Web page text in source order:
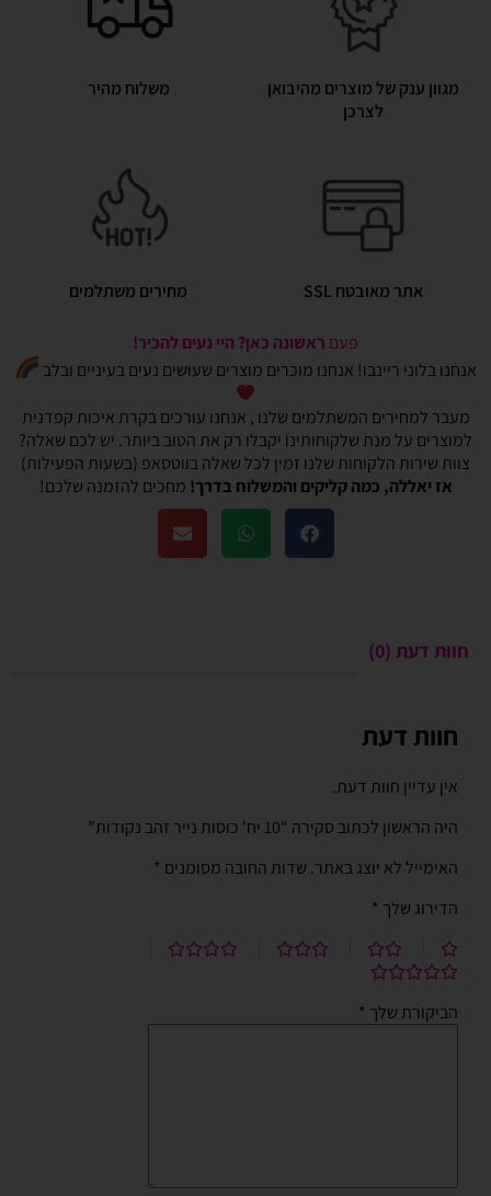
מגוון ענק של מוצרים מהיבואן
לצרכן
משלוח מהיר
אתר מאובטח SSL מחירים משתלמים
פעם ראשונה כאן? היי נעים להכיר!
אנחנו בלוני ריינבו! אנחנו מוכרים מוצרים שעושים נעים בעיניים ובלב
מעבר למחירים המשתלמים שלנו , אנחנו עורכים בקרת איכות קפדנית
למוצרים על מנת שלקוחותינו יקבלו רק את הטוב ביותר. יש לכם שאלה?
צוות שירות הלקוחות שלנו זמין לכל שאלה בווטסאפ (בשעות הפעילות)
אז יאללה, כמה קליקים והמשלוח בדרך! מחכים להזמנה שלכם!
חוות דעת (0)
חוות דעת
אין עדיין חוות דעת.
היה הראשון לכתוב סקירה “10 יח' כוסות נייר זהב נקודות”
האימייל לא יוצג באתר. שדות החובה מסומנים *
הדירוג שלך *
הביקורת שלך *